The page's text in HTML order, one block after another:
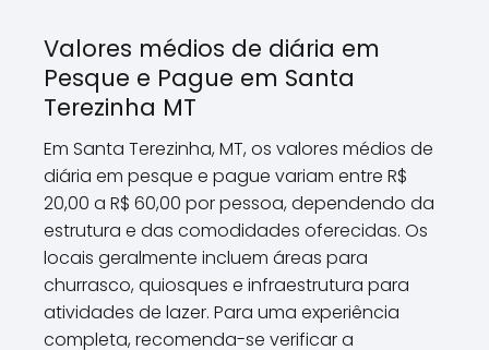
Valores médios de diária em
Pesque e Pague em Santa
Terezinha MT
Em Santa Terezinha, MT, os valores médios de
diária em pesque e pague variam entre R$
20,00 a R$ 60,00 por pessoa, dependendo da
estrutura e das comodidades oferecidas. Os
locais geralmente incluem áreas para
churrasco, quiosques e infraestrutura para
atividades de lazer. Para uma experiência
completa, recomenda-se verificar a